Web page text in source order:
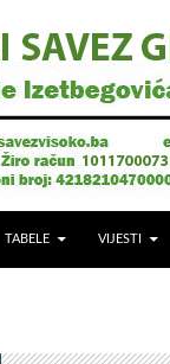
TABELE VIJESTI